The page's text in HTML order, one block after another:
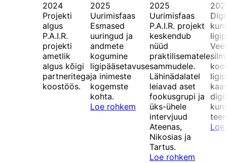
2024
Projekti
algus
P.A.I.R.
projekti
ametlik
algus kõigi
partneritega
koostöös.
2025
Uurimisfaas
Esmased
uuringud ja
andmete
kogumine
ligipääsetavuse
ja inimeste
kogemste
kohta.
Loe rohkem
2025
Uurimisfaas
P.A.I.R. projekt
keskendub
nüüd
praktilisematele
sammudele.
Lähinädalatel
leiavad aset
fookusgrupi ja
üks-ühele
intervjuud
Ateenas,
Nikosias ja
Tartus.
Loe rohkem
Loe